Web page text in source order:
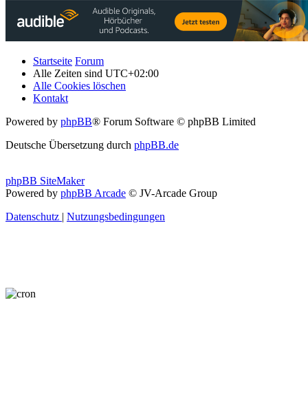
Startseite Forum
Alle Zeiten sind UTC+02:00
Alle Cookies löschen
Kontakt
Powered by phpBB® Forum Software © phpBB Limited
Deutsche Übersetzung durch phpBB.de
phpBB SiteMaker
Powered by phpBB Arcade © JV-Arcade Group
Datenschutz | Nutzungsbedingungen